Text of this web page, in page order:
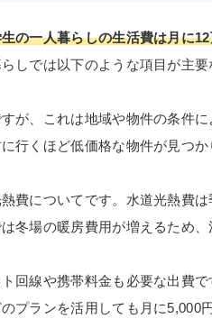
の一人暮らしの生活費は月に
しでは以下のような項目が主要
が、これは地域や物件の条件
行くほど低価格な物件が見つか
費についてです。水道光熱費
冬場の暖房費用が増えるため、
回線や携帯料金も必要な出費で
プランを活用しても月に5,000